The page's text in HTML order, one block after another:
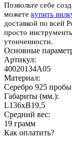
Позвольте себе
можете купить
доставкой по всей
просто
утонченности.
Основные
Артикул:
40020134А05
Материал:
Серебро 925 пробы
Габариты (мм.):
L136хB19,5
Средний вес:
19 грамм
Как оплатить?